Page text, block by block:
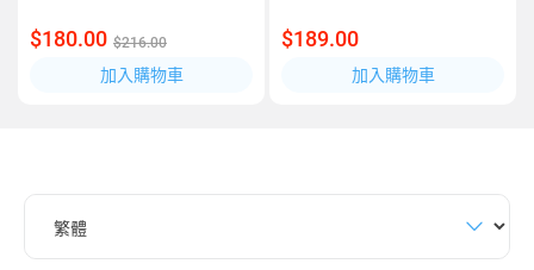
$180.00 $216.00
加入購物車
$189.00
加入購物車